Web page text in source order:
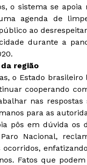
o sistema se
agenda de
ao
durante a
região
o Estado
cooperando
nas
para as
pôs em dúvida os
Nacional,
Fatos que